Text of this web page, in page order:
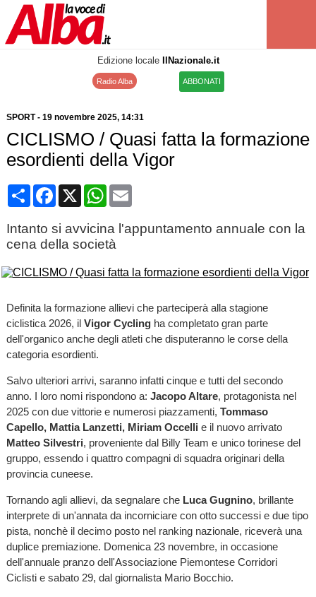
Edizione locale IlNazionale.it
Radio Alba ABBONATI
SPORT- 19 novembre 2025, 14:31
CICLISMO / Quasi fatta la formazione
esordienti della Vigor
CondividiFacebook
X WhatsApp
Email
Intanto si avvicina l'appuntamento annuale con la
cena della società
Definita la formazione allievi che parteciperà alla stagione
ciclistica 2026, il Vigor Cyclingha completato gran parte
dell'organico anche degli atleti che disputeranno le corse della
categoria esordienti.
Salvo ulteriori arrivi, saranno infatti cinque e tutti del secondo
anno. I loro nomi rispondono a: Jacopo Altare, protagonista nel
2025 con due vittorie e numerosi piazzamenti, Tommaso
Capello, Mattia Lanzetti, Miriam Occelli e il nuovo arrivato
Matteo Silvestri, proveniente dal Billy Team e unico torinese del
gruppo, essendo i quattro compagni di squadra originari della
provincia cuneese.
Tornando agli allievi, da segnalare che Luca Gugnino, brillante
interprete di un'annata da incorniciare con otto successi e due tipo
pista, nonchè il decimo posto nel ranking nazionale, riceverà una
duplice premiazione. Domenica 23 novembre, in occasione
dell'annuale pranzo dell'Associazione Piemontese Corridori
Ciclisti e sabato 29, dal giornalista Mario Bocchio.